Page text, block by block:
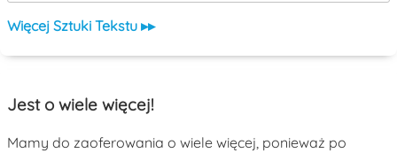
Więcej Sztuki Tekstu ▸▸
Jest o wiele więcej!
Mamy do zaoferowania o wiele więcej, ponieważ po